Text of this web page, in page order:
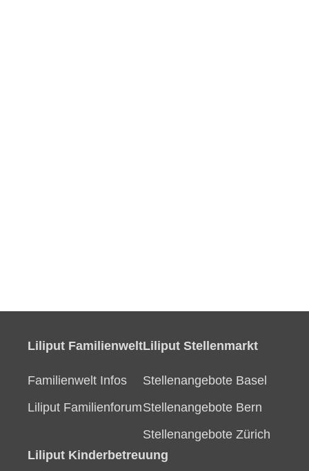
Liliput Familienwelt
Familienwelt Infos
Liliput Familienforum
Liliput Stellenmarkt
Stellenangebote Basel
Stellenangebote Bern
Stellenangebote Zürich
Liliput Kinderbetreuung